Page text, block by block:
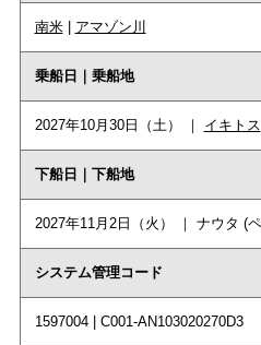
南米| アマゾン川
乗船日｜乗船地
2027年10月30日（土） ｜ イキトス
下船日｜下船地
2027年11月2日（火） ｜ ナウタ (
システム管理コード
1597004 | C001-AN103020270D3